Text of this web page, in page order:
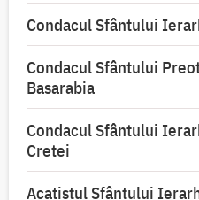
Condacul Sfântului
Condacul Sfântului
Basarabia
Condacul Sfântului
Cretei
Acatistul Sfântului